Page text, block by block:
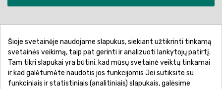
Pirkimo sąlygos ir taisyklės
Privatumo politika
Garantinis aptarnavimas
Prekių pristatymas
Prekių grąžinimas
Atsiskaitymo būdai
Šioje svetainėje naudojame slapukus, siekiant užtikrinti tinkamą
svetainės veikimą, taip pat gerinti ir analizuoti lankytojų patirtį.
Tam tikri slapukai yra būtini, kad mūsų svetainė veiktų tinkamai
ir kad galėtumėte naudotis jos funkcijomis Jei sutiksite su
funkciniais ir statistiniais (analitiniais) slapukais, galėsime